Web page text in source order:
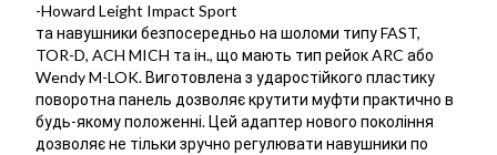
-Howard Leight Impact Sport
та навушники безпосередньо на шоломи типу FAST,
TOR-D, ACH MICH та ін., що мають тип рейок ARC або
Wendy M-LOK. Виготовлена з ударостійкого пластику
поворотна панель дозволяє крутити муфти практично в
будь-якому положенні. Цей адаптер нового покоління
дозволяє не тільки зручно регулювати навушники по